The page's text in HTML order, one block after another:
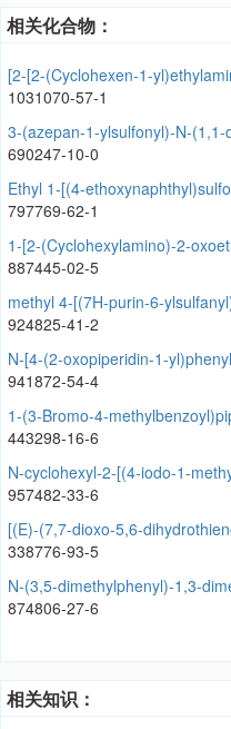
相关化合物：
[2-[2-(Cyclohexen-1-
1031070-57-1
690247-10-0
Ethyl 1-[(4-
797769-62-1
1-[2-(Cyclohexylamino)-2-
887445-02-5
methyl 4-[(7H-purin-6-
924825-41-2
N-[4-(2-oxopiperidin-1-
941872-54-4
1-(3-Bromo-4-
443298-16-6
957482-33-6
338776-93-5
874806-27-6
相关知识：